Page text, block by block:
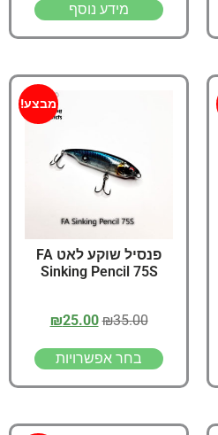
מידע נוסף
מבצע!
פנסיל שוקע לאט FA
Sinking Pencil 75S
₪35.00
₪25.00
בחר אפשרויות